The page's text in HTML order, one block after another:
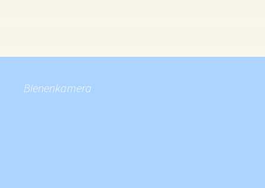
Bienenkamera